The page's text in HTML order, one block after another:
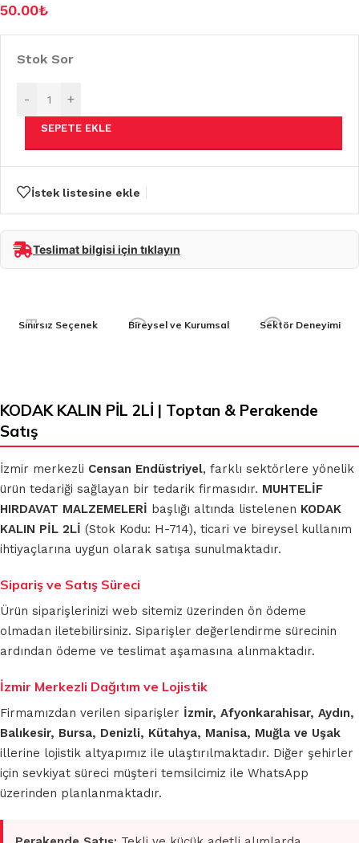
50.00₺
Stok Sor
- +
SEPETE EKLE
İstek listesine ekle
Teslimat bilgisi için tıklayın
Sınırsız Seçenek Bireysel ve Kurumsal Sektör Deneyimi
KODAK KALIN PİL 2Lİ | Toptan & Perakende
Satış
İzmir merkezli Censan Endüstriyel, farklı sektörlere yönelik
ürün tedariği sağlayan bir tedarik firmasıdır. MUHTELİF
HIRDAVAT MALZEMELERİ başlığı altında listelenen KODAK
KALIN PİL 2Lİ (Stok Kodu: H-714), ticari ve bireysel kullanım
ihtiyaçlarına uygun olarak satışa sunulmaktadır.
Sipariş ve Satış Süreci
Ürün siparişlerinizi web sitemiz üzerinden ön ödeme
olmadan iletebilirsiniz. Siparişler değerlendirme sürecinin
ardından ödeme ve teslimat aşamasına alınmaktadır.
İzmir Merkezli Dağıtım ve Lojistik
Firmamızdan verilen siparişler İzmir, Afyonkarahisar, Aydın,
Balıkesir, Bursa, Denizli, Kütahya, Manisa, Muğla ve Uşak
illerine lojistik altyapımız ile ulaştırılmaktadır. Diğer şehirler
için sevkiyat süreci müşteri temsilcimiz ile WhatsApp
üzerinden planlanmaktadır.